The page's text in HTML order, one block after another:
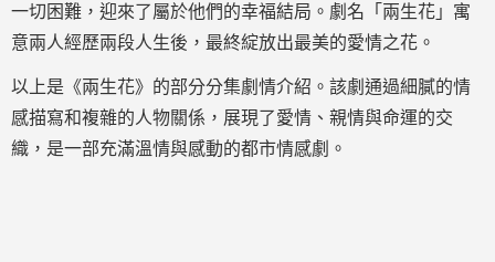
一切困難，迎來了屬於他們的幸福結局。劇名「兩生花」寓
意兩人經歷兩段人生後，最終綻放出最美的愛情之花。
以上是《兩生花》的部分分集劇情介紹。該劇通過細膩的情
感描寫和複雜的人物關係，展現了愛情、親情與命運的交
織，是一部充滿溫情與感動的都市情感劇。